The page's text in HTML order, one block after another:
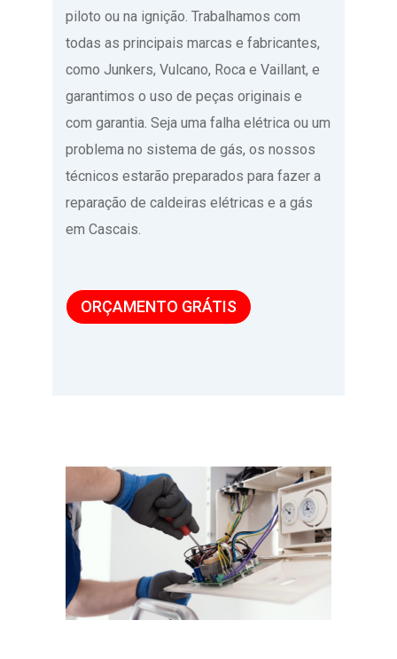
piloto ou na ignição. Trabalhamos com
todas as principais marcas e fabricantes,
como Junkers, Vulcano, Roca e Vaillant, e
garantimos o uso de peças originais e
com garantia. Seja uma falha elétrica ou um
problema no sistema de gás, os nossos
técnicos estarão preparados para fazer a
reparação de caldeiras elétricas e a gás
em Cascais.
ORÇAMENTO GRÁTIS